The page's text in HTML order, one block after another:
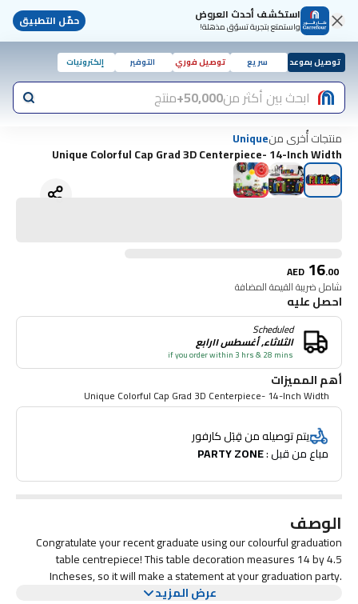
استكشف أحدث العروض
واستمتع بتجربة تسوّق مذهلة! حمّل التطبيق
توصيل بموعد سريع توصيل فوري التوفير إلكترونيات
ابحث بين أكثر من50,000+ منتج
منتجات أُخرى منUnique
Unique Colorful Cap Grad 3D Centerpiece- 14-Inch Width
AED 16.00
شامل ضريبة القيمة المضافة
احصل عليه
Scheduled
الثلاثاء, أغسطس ١١رابع
if you order within 3 hrs & 28 mins
أهم المميزات
Unique Colorful Cap Grad 3D Centerpiece- 14-Inch Width
يتم توصيله من قِبَل كارفور
مباع من قبل : PARTY ZONE
الوصف
Congratulate your recent graduate using our colourful graduation
table centrepiece! This table decoration measures 14 by 4.5
Incheses, so it will make a statement at your graduation party.
Display the centrepiece on your dining table, mantelpiece or
عرض المزيد